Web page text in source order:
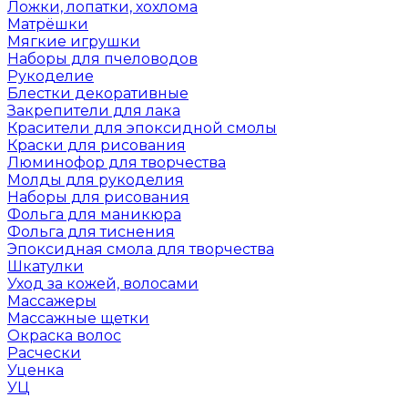
Ложки, лопатки, хохлома
Матрёшки
Мягкие игрушки
Наборы для пчеловодов
Рукоделие
Блестки декоративные
Закрепители для лака
Красители для эпоксидной смолы
Краски для рисования
Люминофор для творчества
Молды для рукоделия
Наборы для рисования
Фольга для маникюра
Фольга для тиснения
Эпоксидная смола для творчества
Шкатулки
Уход за кожей, волосами
Массажеры
Массажные щетки
Окраска волос
Расчески
Уценка
УЦ